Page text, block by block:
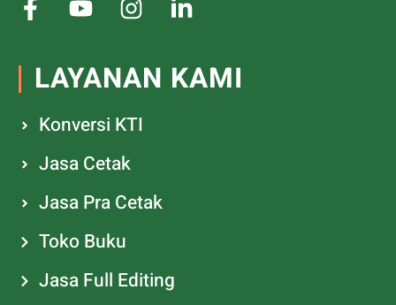
LAYANAN KAMI
Konversi KTI
Jasa Cetak
Jasa Pra Cetak
Toko Buku
Jasa Full Editing